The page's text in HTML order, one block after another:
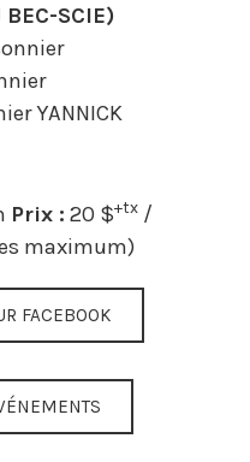
BEC-SCIE)
YANNICK
Prix : 20 $+tx/
maximum)
FACEBOOK